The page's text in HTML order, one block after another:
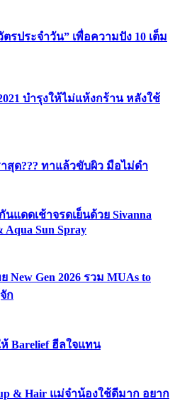
รประจำวัน” เพื่อความปัง 10 เต็ม
บำรุงให้ไม่แห้งกร้าน หลังใช้
าสุด??? ทาแล้วขับผิว มือไม่ดำ
นแดดเช้าจรดเย็นด้วย Sivanna
Aqua Sun Spray
New Gen 2026 รวม MUAs to
ก
Barelief ฮีลใจแทน
& Hair แม่จ๋าน้องใช้ดีมาก อยาก